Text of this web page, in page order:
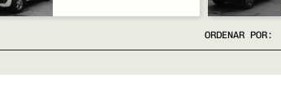
ORDENAR POR: